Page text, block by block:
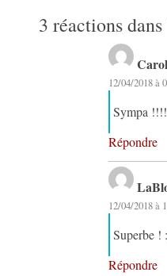
3 réactions dans
12/04/2018 à
Sympa !!!!
Répondre
12/04/2018 à
Superbe !
Répondre